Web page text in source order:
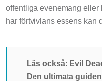
offentliga evenemang eller
har förtvivlans essens kan
Läs också: Evil
Den ultimata